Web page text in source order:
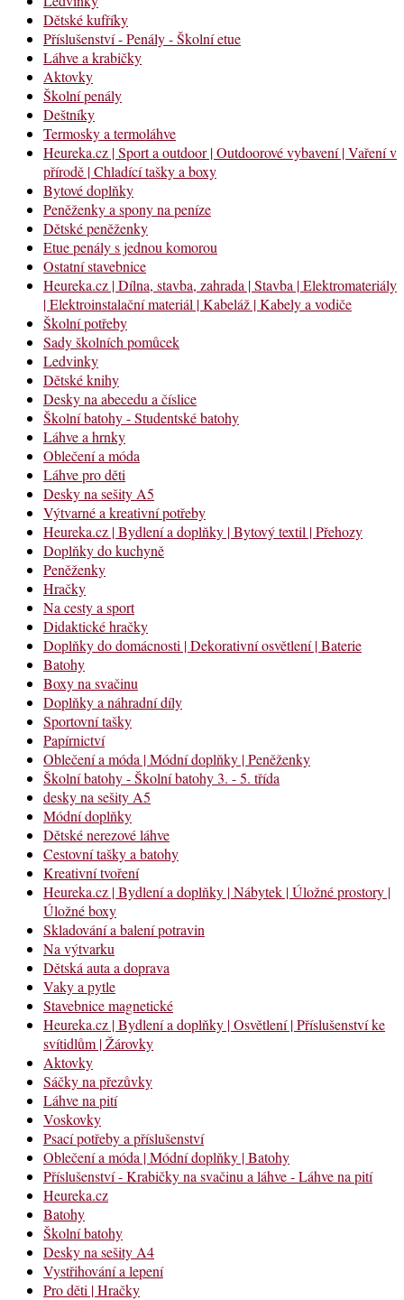
Dětské kufříky
Příslušenství - Penály - Školní etue
Láhve a krabičky
Aktovky
Školní penály
Deštníky
Termosky a termoláhve
Heureka.cz | Sport a outdoor | Outdoorové vybavení | Vaření v
přírodě | Chladící tašky a boxy
Bytové doplňky
Peněženky a spony na peníze
Dětské peněženky
Etue penály s jednou komorou
Ostatní stavebnice
Heureka.cz | Dílna, stavba, zahrada | Stavba | Elektromateriály
| Elektroinstalační materiál | Kabeláž | Kabely a vodiče
Školní potřeby
Sady školních pomůcek
Ledvinky
Dětské knihy
Desky na abecedu a číslice
Školní batohy - Studentské batohy
Láhve a hrnky
Oblečení a móda
Láhve pro děti
Desky na sešity A5
Výtvarné a kreativní potřeby
Heureka.cz | Bydlení a doplňky | Bytový textil | Přehozy
Doplňky do kuchyně
Peněženky
Hračky
Na cesty a sport
Didaktické hračky
Doplňky do domácnosti | Dekorativní osvětlení | Baterie
Batohy
Boxy na svačinu
Doplňky a náhradní díly
Sportovní tašky
Papírnictví
Oblečení a móda | Módní doplňky | Peněženky
Školní batohy - Školní batohy 3. - 5. třída
desky na sešity A5
Módní doplňky
Dětské nerezové láhve
Cestovní tašky a batohy
Kreativní tvoření
Heureka.cz | Bydlení a doplňky | Nábytek | Úložné prostory |
Úložné boxy
Skladování a balení potravin
Na výtvarku
Dětská auta a doprava
Vaky a pytle
Stavebnice magnetické
Heureka.cz | Bydlení a doplňky | Osvětlení | Příslušenství ke
svítidlům | Žárovky
Aktovky
Sáčky na přezůvky
Láhve na pití
Voskovky
Psací potřeby a příslušenství
Oblečení a móda | Módní doplňky | Batohy
Příslušenství - Krabičky na svačinu a láhve - Láhve na pití
Heureka.cz
Batohy
Školní batohy
Desky na sešity A4
Vystřihování a lepení
Pro děti | Hračky